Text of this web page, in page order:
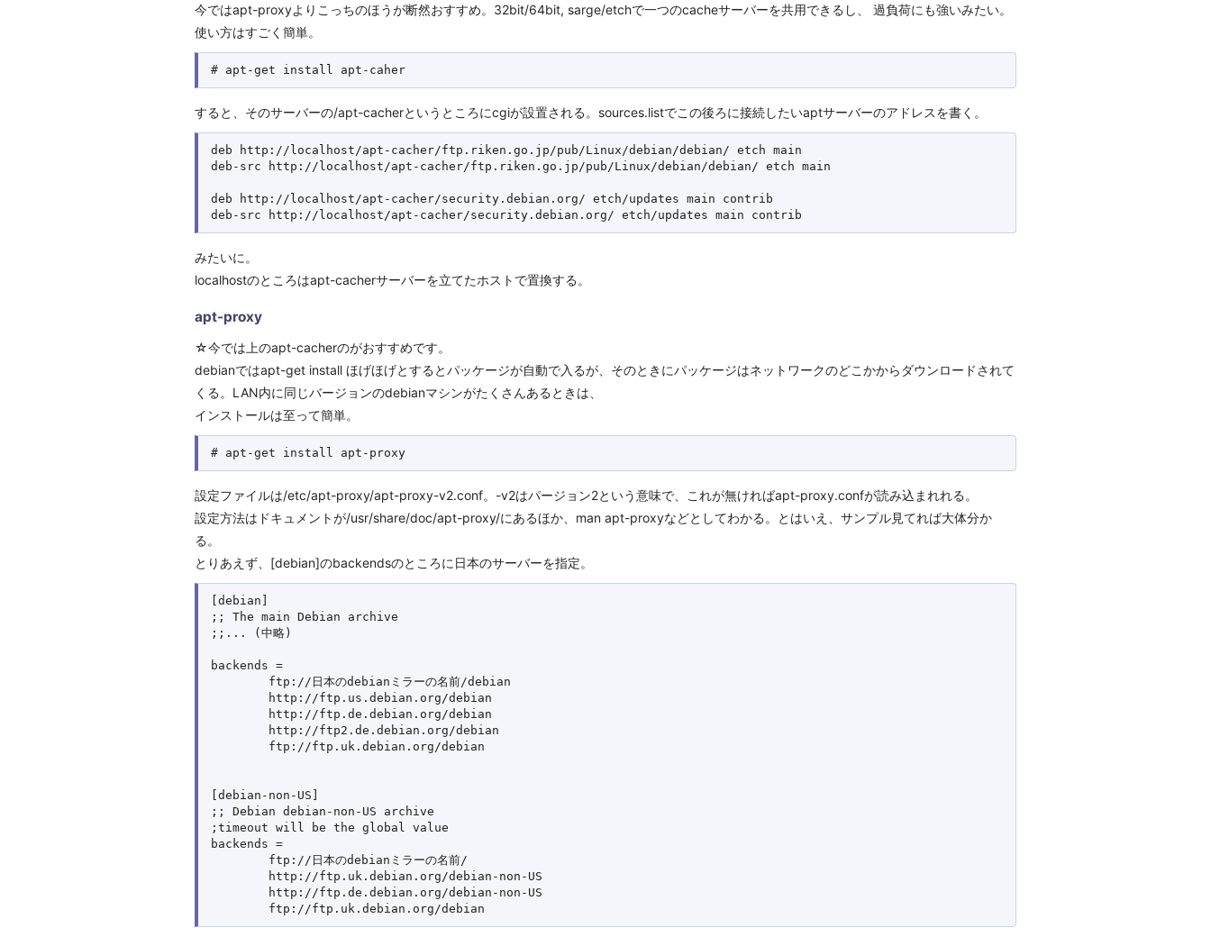
今ではapt-proxyよりこっちのほうが断然おすすめ。32bit/64bit, sarge/etchで一つのcacheサーバーを共用できるし、 過負荷にも強いみたい。
使い方はすごく簡単。
すると、そのサーバーの/apt-cacherというところにcgiが設置される。sources.listでこの後ろに接続したいaptサーバーのアドレスを書く。
deb http://localhost/apt-cacher/ftp.riken.go.jp/pub/Linux/debian/debian/ etch main
deb-src http://localhost/apt-cacher/ftp.riken.go.jp/pub/Linux/debian/debian/ etch main
deb http://localhost/apt-cacher/security.debian.org/ etch/updates main contrib
みたいに。
localhostのところはapt-cacherサーバーを立てたホストで置換する。
apt-proxy
☆今では上のapt-cacherのがおすすめです。
debianではapt-get install ほげほげとするとパッケージが自動で入るが、そのときにパッケージはネットワークのどこかからダウンロードされて
くる。LAN内に同じバージョンのdebianマシンがたくさんあるときは、
インストールは至って簡単。
設定ファイルは/etc/apt-proxy/apt-proxy-v2.conf。-v2はパージョン2という意味で、これが無ければapt-proxy.confが読み込まれれる。
設定方法はドキュメントが/usr/share/doc/apt-proxy/にあるほか、man apt-proxyなどとしてわかる。とはいえ、サンプル見てれば大体分か
る。
とりあえず、[debian]のbackendsのところに日本のサーバーを指定。
[debian]
;; The main Debian archive
;;... (中略)
backends =
        ftp://日本のdebianミラーの名前/debian
        http://ftp.us.debian.org/debian
        http://ftp.de.debian.org/debian
        http://ftp2.de.debian.org/debian
        ftp://ftp.uk.debian.org/debian
[debian-non-US]
;; Debian debian-non-US archive
;timeout will be the global value
backends =
        ftp://日本のdebianミラーの名前/
        http://ftp.uk.debian.org/debian-non-US
        http://ftp.de.debian.org/debian-non-US